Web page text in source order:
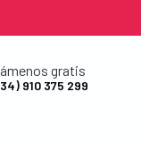
gratis
910 375 299